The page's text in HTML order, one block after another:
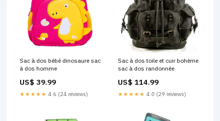
Sac à dos bébé dinosaure sac
à dos homme
US$ 39.99
★★★★★ 4.6 (24 reviews)
Sac à dos toile et cuir bohème
sac à dos randonnée
US$ 114.99
★★★★★ 4.0 (29 reviews)